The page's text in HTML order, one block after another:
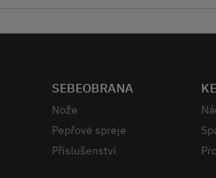
SEBEOBRANA
Nože
Pepřové spreje
Příslušenství